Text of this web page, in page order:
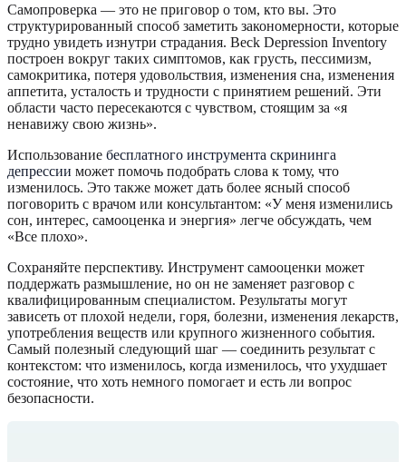
Самопроверка — это не приговор о том, кто вы. Это
структурированный способ заметить закономерности, которые
трудно увидеть изнутри страдания. Beck Depression Inventory
построен вокруг таких симптомов, как грусть, пессимизм,
самокритика, потеря удовольствия, изменения сна, изменения
аппетита, усталость и трудности с принятием решений. Эти
области часто пересекаются с чувством, стоящим за «я
ненавижу свою жизнь».
Использование бесплатного инструмента скрининга
депрессии может помочь подобрать слова к тому, что
изменилось. Это также может дать более ясный способ
поговорить с врачом или консультантом: «У меня изменились
сон, интерес, самооценка и энергия» легче обсуждать, чем
«Все плохо».
Сохраняйте перспективу. Инструмент самооценки может
поддержать размышление, но он не заменяет разговор с
квалифицированным специалистом. Результаты могут
зависеть от плохой недели, горя, болезни, изменения лекарств,
употребления веществ или крупного жизненного события.
Самый полезный следующий шаг — соединить результат с
контекстом: что изменилось, когда изменилось, что ухудшает
состояние, что хоть немного помогает и есть ли вопрос
безопасности.